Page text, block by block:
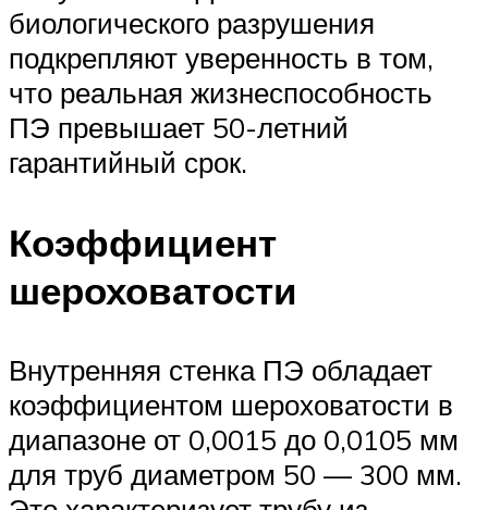
биологического разрушения
подкрепляют уверенность в том,
что реальная жизнеспособность
ПЭ превышает 50-летний
гарантийный срок.
Коэффициент
шероховатости
Внутренняя стенка ПЭ обладает
коэффициентом шероховатости в
диапазоне от 0,0015 до 0,0105 мм
для труб диаметром 50 — 300 мм.